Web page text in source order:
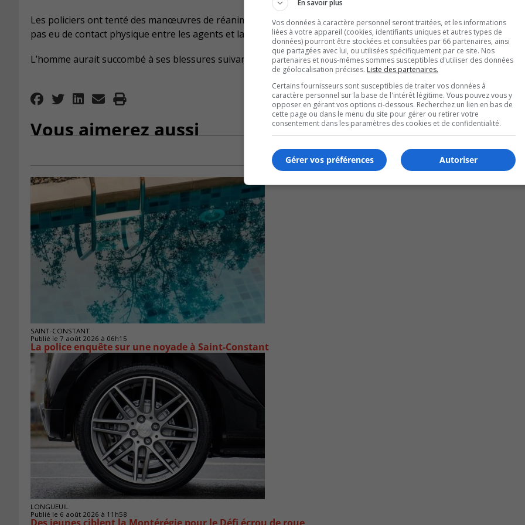
Les policiers ont tenté des manœuvres de réanimation, mais avant ceux-ci, le rapport d’enquête du BEI révèle
pas eu de contact physique entre les agents et la victime.
L’homme aurait succombé à ses blessures suivant la collision.
Vous aimerez aussi
SAINT-CONSTANT
Publié le 7 août 2026 à 06h15
La police enquête sur une noyade à Saint-Constant
LONGUEUIL
Publié le 6 août 2026 à 11h58
En savoir plus
Vos données à caractère personnel seront traitées, et les informations
liées à votre appareil (cookies, identifiants uniques et autres types de
données) pourront être stockées et consultées par 66 partenaires, ainsi
que partagées avec lui, ou utilisées spécifiquement par ce site. Nos
partenaires et nous-mêmes sommes susceptibles d'utiliser des données
de géolocalisation précises. Liste des partenaires.
Certains fournisseurs sont susceptibles de traiter vos données à
caractère personnel sur la base de l'intérêt légitime. Vous pouvez vous y
opposer en gérant vos options ci-dessous. Recherchez un lien en bas de
cette page ou dans le menu du site pour gérer ou retirer votre
consentement dans les paramètres des cookies et de confidentialité.
Autoriser
Gérer vos préférences